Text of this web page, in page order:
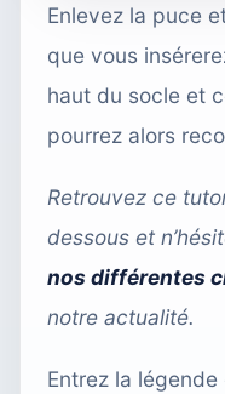
Enlevez la puce
que vous
haut du socle et
pourrez alors
Retrouvez ce
dessous et
nos différentes
notre actualité.
Entrez la